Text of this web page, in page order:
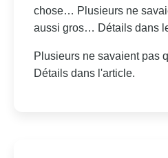
chose… Plusieurs ne
aussi gros… Détails dans
Plusieurs ne savaient pas
Détails dans l'article.